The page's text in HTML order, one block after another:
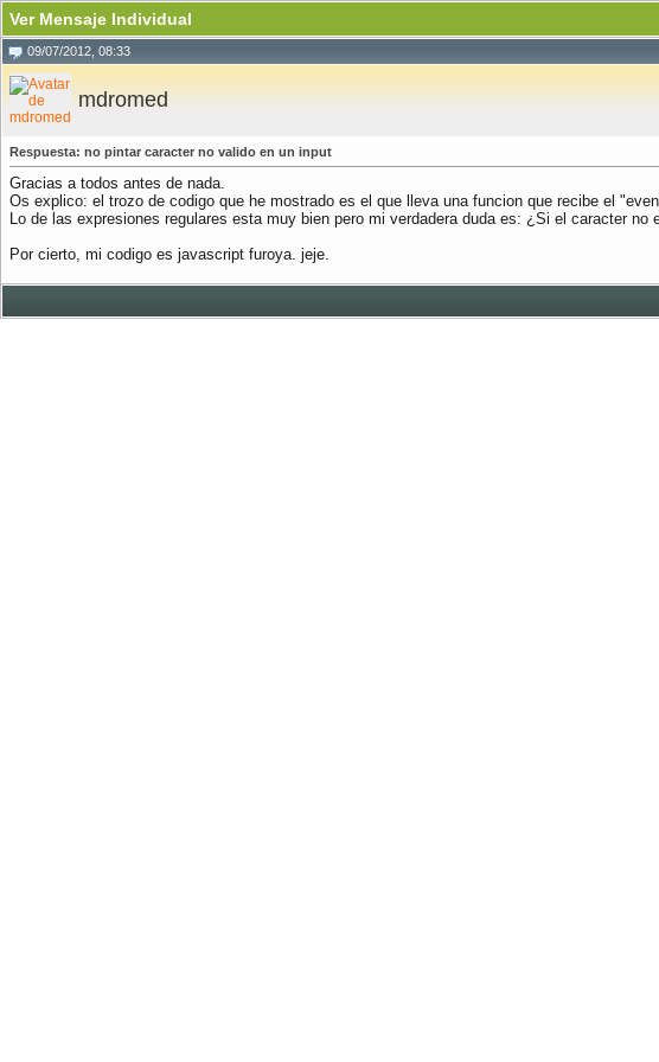
Ver Mensaje Individual
09/07/2012, 08:33
mdromed
Respuesta: no pintar caracter no valido en un input
Gracias a todos antes de nada.
Os explico: el trozo de codigo que he mostrado es el que lleva una funcion que recibe el
Lo de las expresiones regulares esta muy bien pero mi verdadera duda es: ¿Si el caracter
Por cierto, mi codigo es javascript furoya. jeje.